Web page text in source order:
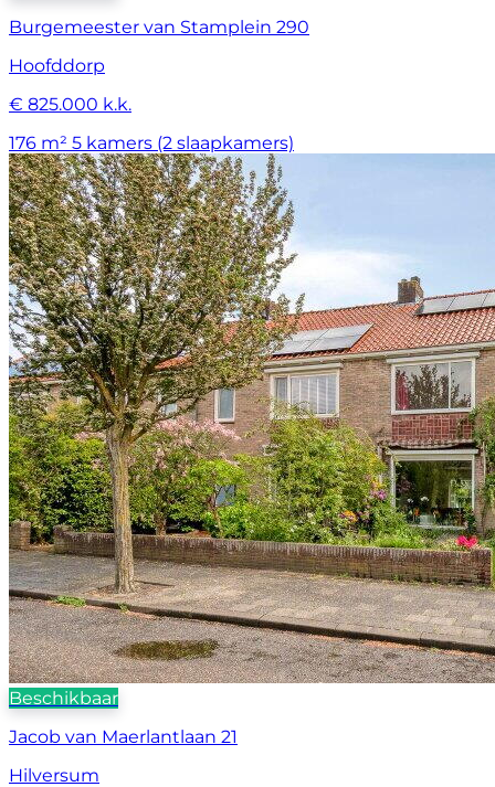
Burgemeester van Stamplein 290
Hoofddorp
€ 825.000 k.k.
176 m² 5 kamers (2 slaapkamers)
Beschikbaar
Jacob van Maerlantlaan 21
Hilversum